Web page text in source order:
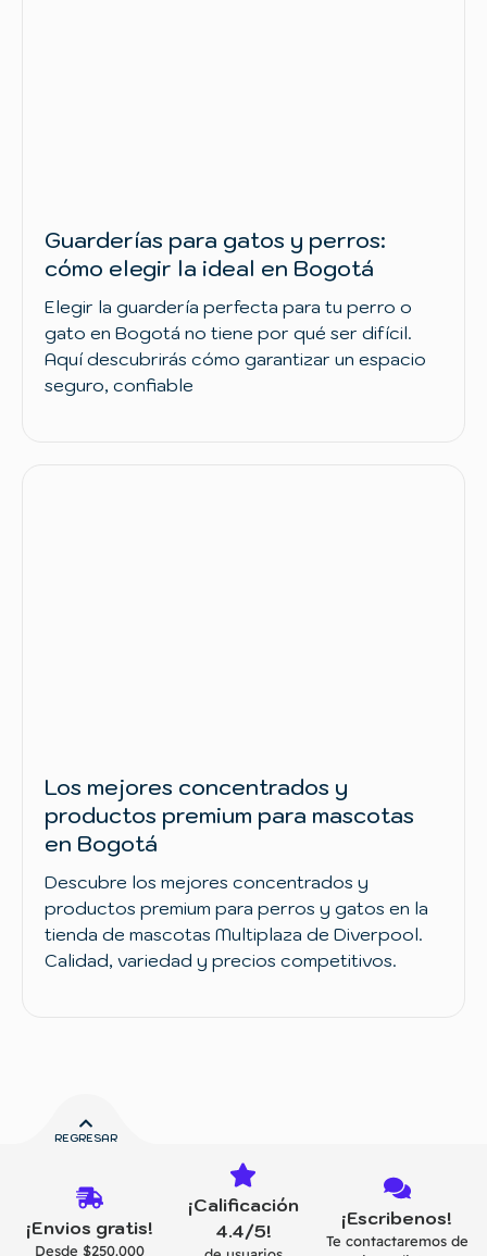
Guarderías para gatos y perros:
cómo elegir la ideal en Bogotá
Elegir la guardería perfecta para tu perro o
gato en Bogotá no tiene por qué ser difícil.
Aquí descubrirás cómo garantizar un espacio
seguro, confiable
Los mejores concentrados y
productos premium para mascotas
en Bogotá
Descubre los mejores concentrados y
productos premium para perros y gatos en la
tienda de mascotas Multiplaza de Diverpool.
Calidad, variedad y precios competitivos.
REGRESAR
¡Envios gratis!
Desde $250.000
¡Calificación
4.4/5!
¡Escribenos!
Te contactaremos de